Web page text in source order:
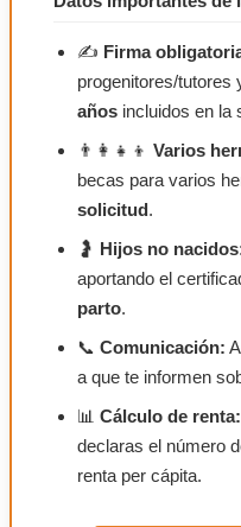
✍️ Firma
progenitores/tutores
años incluidos en la
👨‍👩‍👧‍👦 Varios
becas para varios
solicitud.
🤰 Hijos no
aportando el
parto.
📞 Comunicación:
a que te informen
📊 Cálculo de renta:
declaras el número
renta per cápita.